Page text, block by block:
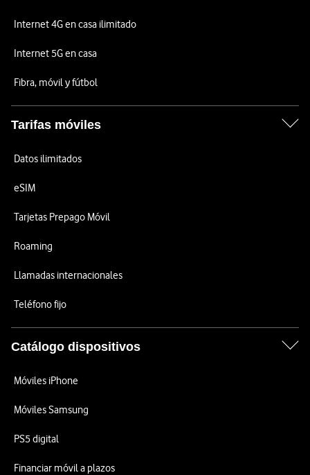
Internet 4G en casa ilimitado
Internet 5G en casa
Fibra, móvil y fútbol
Tarifas móviles
Datos ilimitados
eSIM
Tarjetas Prepago Móvil
Roaming
Llamadas internacionales
Teléfono fijo
Catálogo dispositivos
Móviles iPhone
Móviles Samsung
PS5 digital
Financiar móvil a plazos